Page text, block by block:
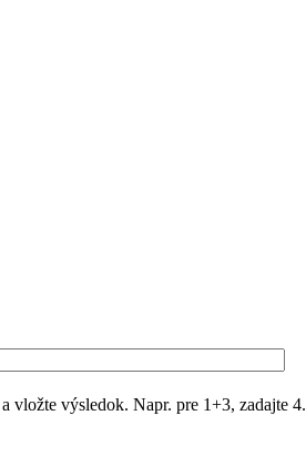
vložte výsledok. Napr. pre 1+3, zadajte 4.